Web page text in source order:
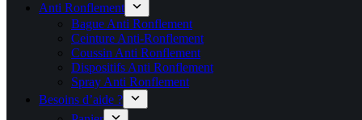
Anti Ronflement
Bague Anti Ronflement
Ceinture Anti-Ronflement
Coussin Anti Ronflement
Dispositifs Anti Ronflement
Spray Anti Ronflement
Besoins d’aide ?